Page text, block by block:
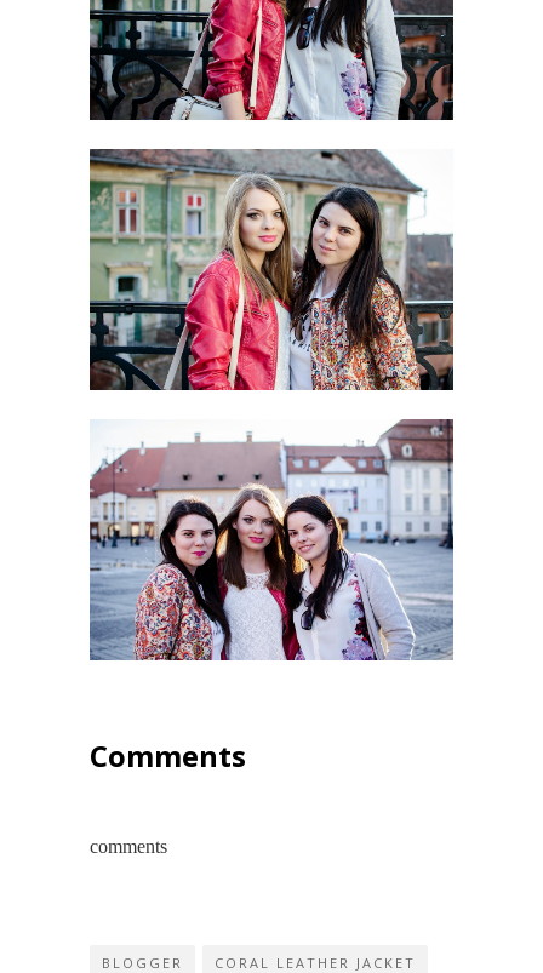
Comments
comments
BLOGGER CORAL LEATHER JACKET